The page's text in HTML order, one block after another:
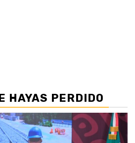
HAYAS PERDIDO